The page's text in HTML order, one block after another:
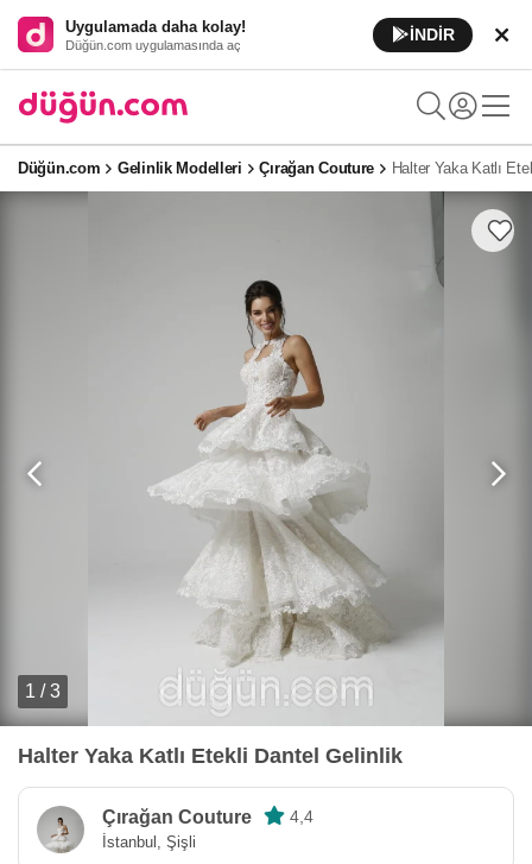
Uygulamada daha kolay!
Düğün.com uygulamasında aç
İNDİR
Düğün.com Gelinlik Modelleri Çırağan Couture Halter Yaka Katlı
1 / 3
Halter Yaka Katlı Etekli Dantel Gelinlik
Çırağan Couture 4,4
İstanbul, Şişli